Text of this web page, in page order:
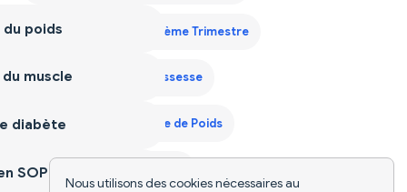
Nous utilisons des cookies nécessaires au
Guide Protéines Troisième Trimestre
Nutriscan pour la Grossesse
Nutriscan pour la Perte de Poids
Nutriscan pour le Diabète
poids
muscle
diabète
SOPK